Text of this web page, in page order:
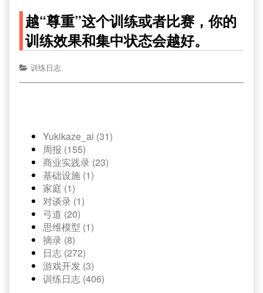
越“尊重”这个训练或者比赛，你的
训练效果和集中状态会越好。
训练日志
Yukikaze_ai (31)
周报 (155)
商业实践录 (23)
基础设施 (1)
家庭 (1)
对谈录 (1)
弓道 (20)
思维模型 (1)
摘录 (8)
日志 (272)
游戏开发 (3)
训练日志 (406)